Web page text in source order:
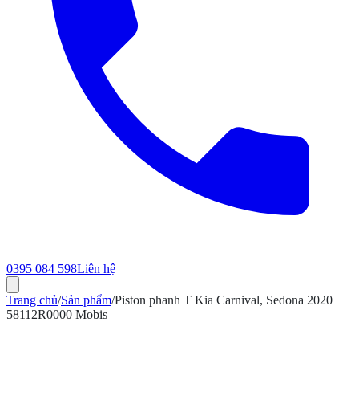
0395 084 598Liên hệ
Trang chủ/Sản phẩm/Piston phanh T Kia Carnival, Sedona 2020
58112R0000 Mobis